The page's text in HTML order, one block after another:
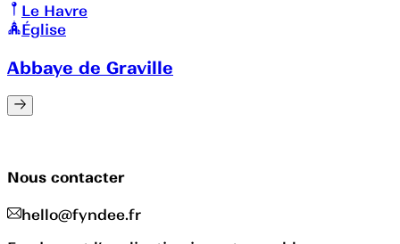
Le Havre
Église
Abbaye de Graville
Nous contacter
hello@fyndee.fr